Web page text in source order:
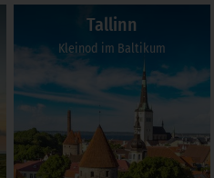
Tallinn
Kleinod im Baltikum